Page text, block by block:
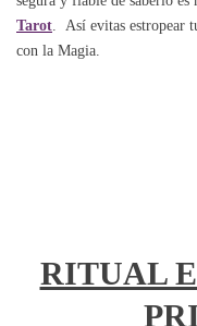
Tarot. Así evitas estropear
con la Magia.
RITUAL